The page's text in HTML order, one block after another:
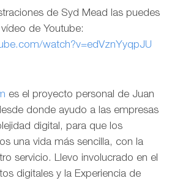
de Syd Mead las puedes
de Youtube:
watch?v=edVznYyqpJU
es el proyecto personal de Juan
donde ayudo a las empresas
digital, para que los
una vida más sencilla, con la
servicio. Llevo involucrado en el
digitales y la Experiencia de